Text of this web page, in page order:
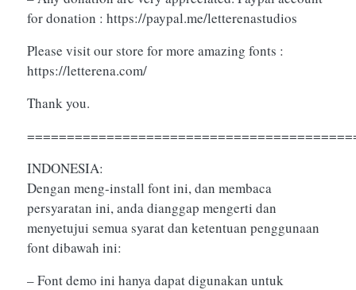
for donation : https://paypal.me/letterenastudios
Please visit our store for more amazing fonts :
https://letterena.com/
Thank you.
INDONESIA:
Dengan meng-install font ini, dan membaca
persyaratan ini, anda dianggap mengerti dan
menyetujui semua syarat dan ketentuan penggunaan
font dibawah ini:
– Font demo ini hanya dapat digunakan untuk